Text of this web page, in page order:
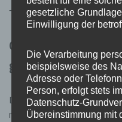
– kleine Maßnahmen mit
Obstbaumschnitt
gesunde Ernten
Der alljährliche Baumschnitt
natürlich nicht fehlen. Ein
gesetzliche
Einwilligung der
Die Verarbeitung
beispielsweise des
Adresse oder
Person, erfolgt stets
Datenschutz-
Übereinstimmung mit